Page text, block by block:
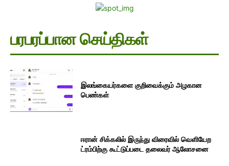
பரபரப்பான செய்திகள்
இலங்கையர்களை குறிவைக்கும் அழகான
பெண்கள்
ஈரான் சிக்கலில் இருந்து விரைவில் வெளியேற
ட்ரம்பிற்கு கூட்டுப்படை தலைவர் ஆலோசனை